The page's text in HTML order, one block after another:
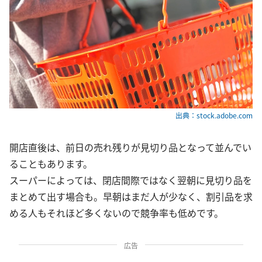
出典：stock.adobe.com
開店直後は、前日の売れ残りが見切り品となって並んでい
ることもあります。
スーパーによっては、閉店間際ではなく翌朝に見切り品を
まとめて出す場合も。早朝はまだ人が少なく、割引品を求
める人もそれほど多くないので競争率も低めです。
広告